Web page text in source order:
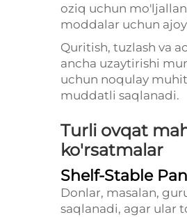
oziq uchun
moddalar uchun
Quritish, tuzlash va
ancha uzaytirishi
uchun noqulay
muddatli saqlanadi.
Turli ovqat
ko'rsatmalar
Shelf-Stable
Donlar, masalan,
saqlanadi, agar ular